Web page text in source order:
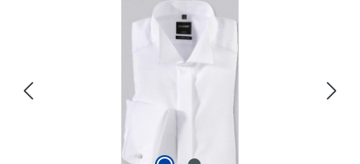
Bildergalerie überspringen